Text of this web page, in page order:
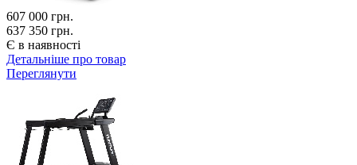
607 000 грн.
637 350 грн.
Є в наявності
Детальніше про товар
Переглянути